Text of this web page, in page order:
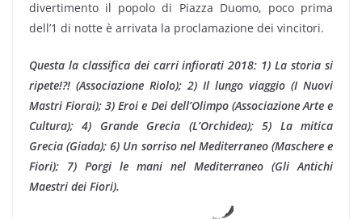
divertimento il popolo di Piazza Duomo, poco prima
dell’1 di notte è arrivata la proclamazione dei vincitori.
Questa la classifica dei carri infiorati 2018: 1) La storia si
ripete!?! (Associazione Riolo); 2) Il lungo viaggio (I Nuovi
Mastri Fiorai); 3) Eroi e Dei dell’Olimpo (Associazione Arte e
Cultura); 4) Grande Grecia (L’Orchidea); 5) La mitica
Grecia (Giada); 6) Un sorriso nel Mediterraneo (Maschere e
Fiori); 7) Porgi le mani nel Mediterraneo (Gli Antichi
Maestri dei Fiori).